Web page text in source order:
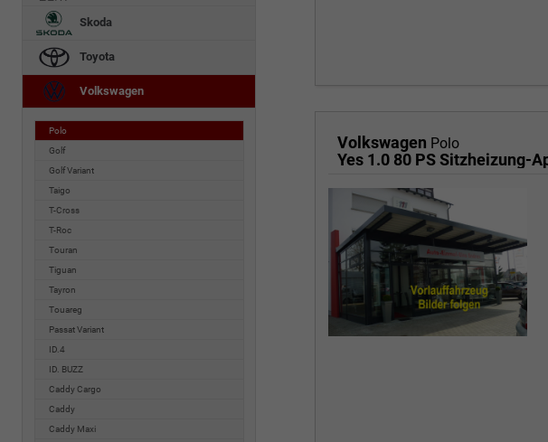
Volkswagen Polo
Skoda
Toyota
Volkswagen
Polo
Golf
Golf Variant
Taigo
T-Cross
T-Roc
Touran
Tiguan
Tayron
Touareg
Passat Variant
ID.4
ID. BUZZ
Caddy Cargo
Caddy
Caddy Maxi